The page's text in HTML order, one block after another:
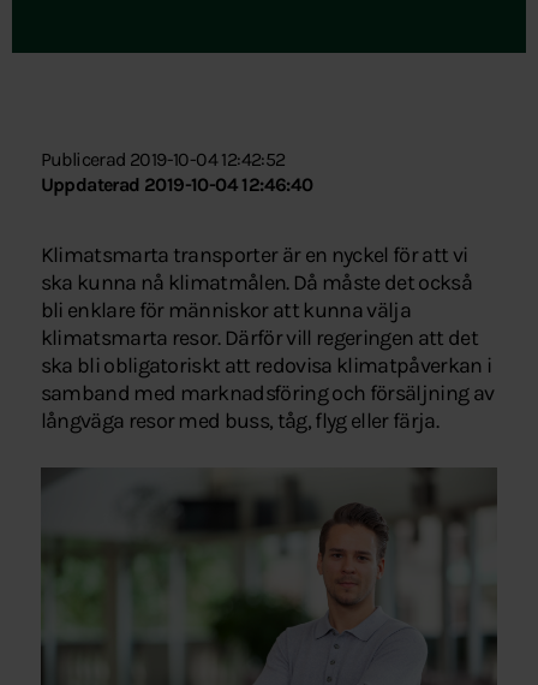
Publicerad 2019-10-04 12:42:52
Uppdaterad 2019-10-04 12:46:40
Klimatsmarta transporter är en nyckel för att vi
ska kunna nå klimatmålen. Då måste det också
bli enklare för människor att kunna välja
klimatsmarta resor. Därför vill regeringen att det
ska bli obligatoriskt att redovisa klimatpåverkan i
samband med marknadsföring och försäljning av
långväga resor med buss, tåg, flyg eller färja.